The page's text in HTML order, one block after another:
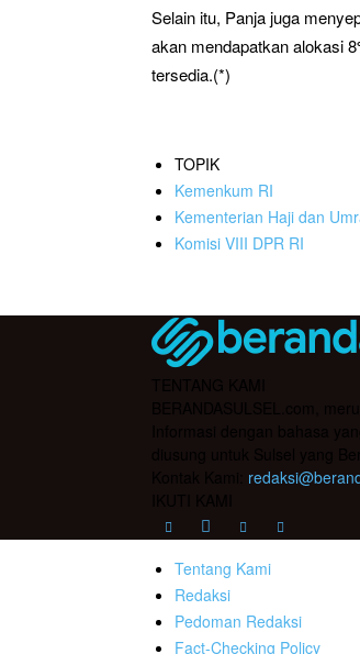
Selain itu, Panja juga
akan mendapatkan alokasi
tersedia.(*)
TOPIK
Kemenkum RI
Kementerian Haji dan
Komisi VIII DPR RI
Tentang Kami
Redaksi
Pedoman Redaksi
Fact-Checking Policy